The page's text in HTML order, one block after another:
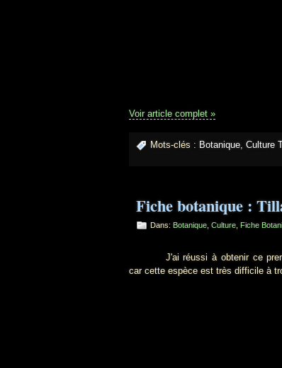
Voir article complet »
Mots-clés : Botanique, Culture
Fiche botanique :
Dans: Botanique Culture Fiche
J'ai réussi à obtenir ce premier
car cette espèce est très difficile à